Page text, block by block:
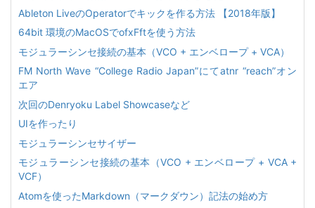
Ableton LiveのOperatorでキックを作る方法 【2018年版】
64bit 環境のMacOSでofxFftを使う方法
モジュラーシンセ接続の基本（VCO + エンベロープ + VCA）
FM North Wave “College Radio Japan”にてatnr “reach”オン
エア
次回のDenryoku Label Showcaseなど
UIを作ったり
モジュラーシンセサイザー
モジュラーシンセ接続の基本（VCO + エンベロープ + VCA +
VCF）
Atomを使ったMarkdown（マークダウン）記法の始め方